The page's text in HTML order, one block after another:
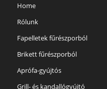
Home
Rólunk
Fapelletek fűrészporból
Brikett fűrészporból
Aprófa-gyújtós
Grill- és kandallógyújtó